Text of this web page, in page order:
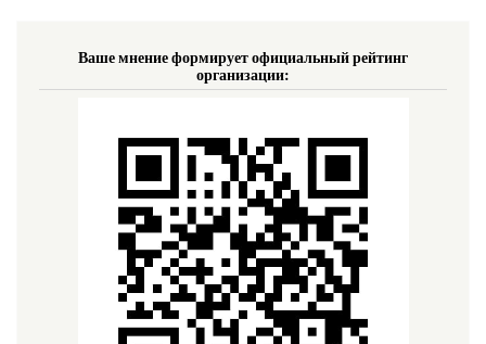
Ваше мнение формирует официальный рейтинг
организации: